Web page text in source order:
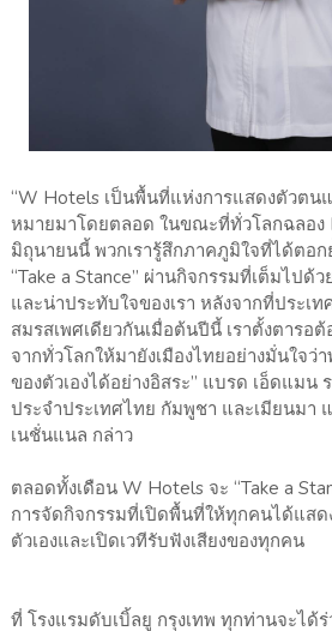
“W Hotels เป็นพื้นที่แห่งการแสดงตัวตน
หมายมาโดยตลอด ในขณะที่ทั่วโลกฉลอง
มิถุนายนนี้ พวกเรารู้สึกภาคภูมิใจที่ได้ตอ
“Take a Stance” ผ่านกิจกรรมที่เต็มไป
และน่าประทับใจของเรา หลังจากที่ประเ
สมรสเพศเดียวกันเมื่อต้นปีนี้ เราตั้งตารอ
จากทั่วโลกให้มายังเมืองไทยอย่างมั่นใจว่
ของตัวเองได้อย่างอิสระ” แบรด เอ็ดแมน
ประจำประเทศไทย กัมพูชา และเมียนมา
เนชั่นแนล กล่าว
ตลอดทั้งเดือน W Hotels จะ “Take a
การจัดกิจกรรมที่เปิดพื้นที่ให้ทุกคนได้แสด
ตัวเองและเปิดเวทีรับฟังเสียงของทุกคน
ที่ โรงแรมดับเบิ้ลยู กรุงเทพ ทุกท่านจะได้